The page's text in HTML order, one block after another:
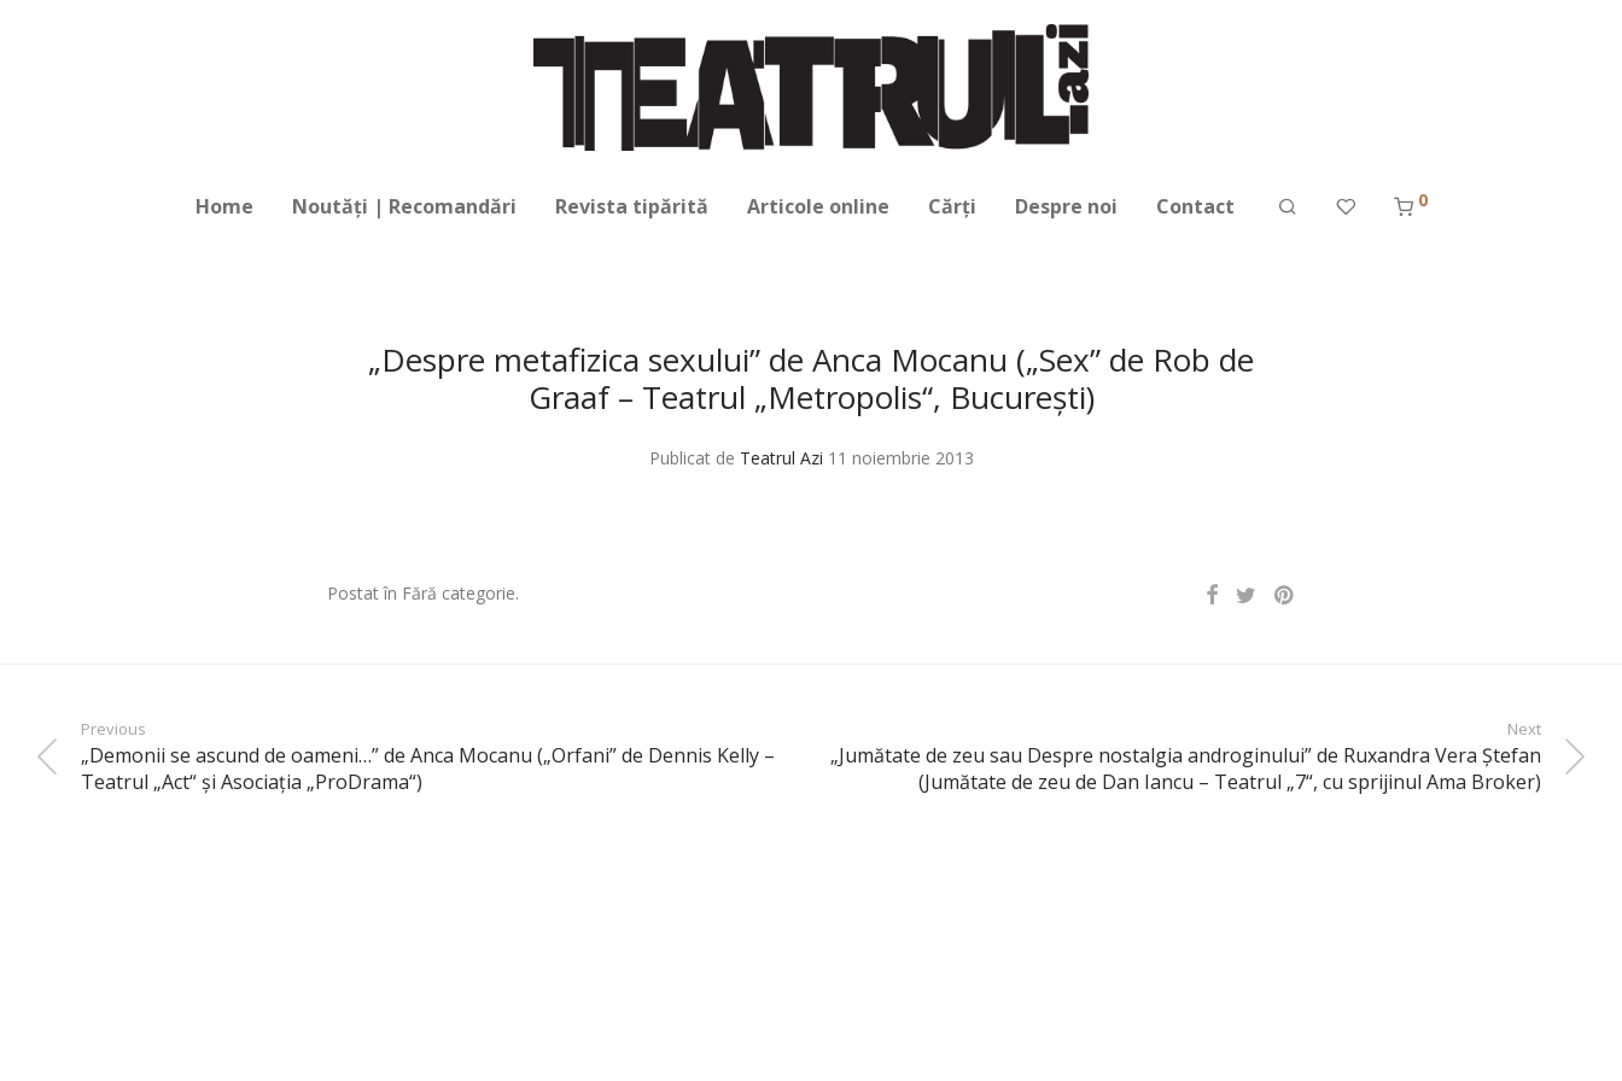
Home Noutăți | Recomandări Revista tipărită Articole online Cărți Despre noi Contact 0
„Despre metafizica sexului” de Anca Mocanu („Sex” de Rob de
Graaf – Teatrul „Metropolis“, București)
Publicat de Teatrul Azi 11 noiembrie 2013
Postat în Fără categorie.
Previous
„Demonii se ascund de oameni…” de Anca Mocanu („Orfani” de Dennis Kelly –
Teatrul „Act“ şi Asociaţia „ProDrama“)
Next
„Jumătate de zeu sau Despre nostalgia androginului” de Ruxandra Vera Ştefan
(Jumătate de zeu de Dan Iancu – Teatrul „7“, cu sprijinul Ama Broker)